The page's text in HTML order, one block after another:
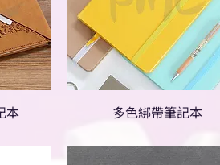
本 多色綁帶筆記本